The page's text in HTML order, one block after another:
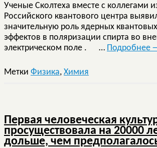
Ученые Сколтеха вместе с коллегами
Российского квантового центра
значительную роль ядерных квантовых
эффектов в поляризации спирта во
электрическом поле . … Подробнее
Метки Физика, Химия
Первая человеческая
просуществовала на 20000
дольше, чем